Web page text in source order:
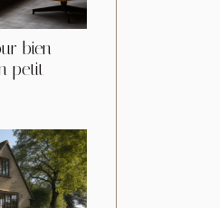
bien
petit